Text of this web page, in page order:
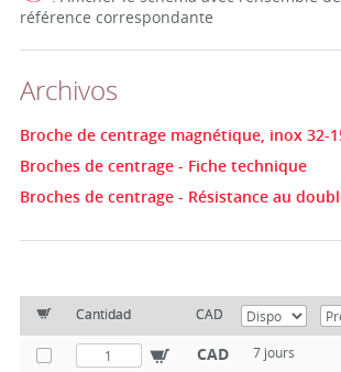
référence correspondante
Archivos
Broche de centrage magnétique, inox 32-
Broches de centrage - Fiche technique
Broches de centrage - Résistance au
Cantidad CAD
CAD 7 jours